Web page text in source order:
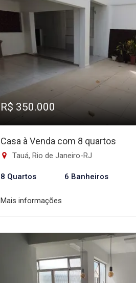
R$ 350.000
Casa à Venda com 8 quartos
Tauá, Rio de Janeiro-RJ
8 Quartos 6 Banheiros
Mais informações